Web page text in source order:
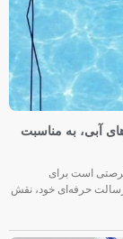
آبی، به مناسبت
تلاش و پیشرفت ۱۷ مرداد، فرصتی است برای
حرفه‌ای خود، نقش